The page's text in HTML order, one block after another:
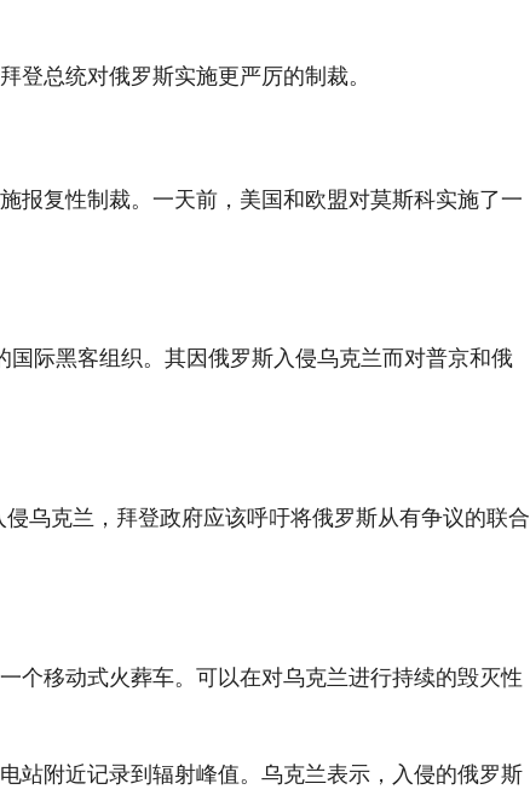
登总统对俄罗斯实施更严厉的制裁。
报复性制裁。一天前，美国和欧盟对莫斯科实施了一
际黑客组织。其因俄罗斯入侵乌克兰而对普京和俄
乌克兰，拜登政府应该呼吁将俄罗斯从有争议的联合
个移动式火葬车。可以在对乌克兰进行持续的毁灭性
站附近记录到辐射峰值。乌克兰表示，入侵的俄罗斯